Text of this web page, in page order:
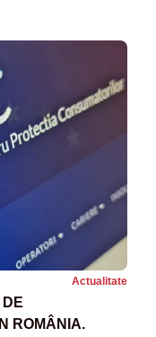
Actualitate
ROMÂNIA.